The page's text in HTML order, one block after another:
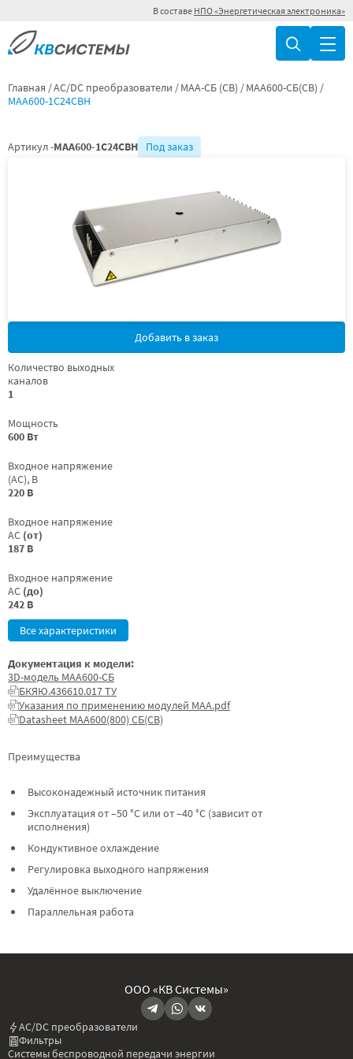
В составе НПО «Энергетическая электроника»
Главная AC/DC преобразователи МАА-СБ (СВ)
МАА600-СБ(СВ)
МАА600-1С24СВН
Артикул -МАА600-1С24СВН Под заказ
Добавить в заказ
Количество выходных
каналов
1
Мощность
600 Вт
Входное напряжение
(AC), В
220 В
Входное напряжение
AC (от)
187 В
Входное напряжение
AC (до)
242 В
Все характеристики
Преимущества
Высоконадежный источник питания
Эксплуатация от –50 °C или от –40 °C (зависит от
исполнения)
Кондуктивное охлаждение
Регулировка выходного напряжения
Удалённое выключение
Параллельная работа
Документация к модели:
3D-модель МАА600-СБ
БКЯЮ.436610.017 ТУ
Указания по применению модулей МАА.pdf
Datasheet МАА600(800) СБ(СВ)
ООО «КВ Системы»
AC/DC преобразователи
Фильтры
Системы беспроводной передачи энергии